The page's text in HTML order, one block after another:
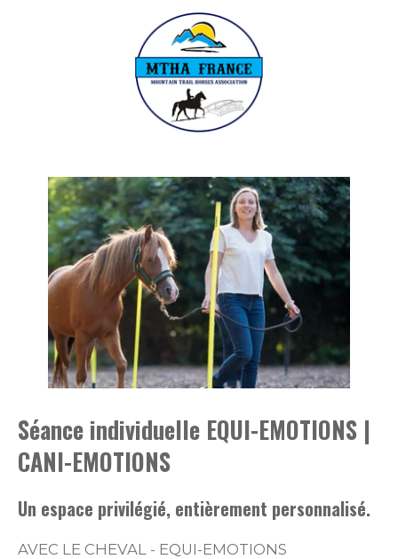
Séance individuelle EQUI-EMOTIONS |
CANI-EMOTIONS
Un espace privilégié, entièrement personnalisé.
AVEC LE CHEVAL - EQUI-EMOTIONS